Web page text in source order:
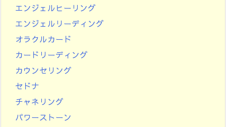
エンジェルヒーリング
エンジェルリーディング
オラクルカード
カードリーディング
カウンセリング
セドナ
チャネリング
パワーストーン